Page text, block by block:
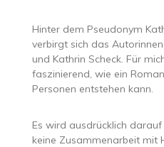
Hinter dem Pseudonym
verbirgt sich das
und Kathrin Scheck. Für
faszinierend, wie ein
Personen entstehen kann.
Es wird ausdrücklich
keine Zusammenarbeit mit